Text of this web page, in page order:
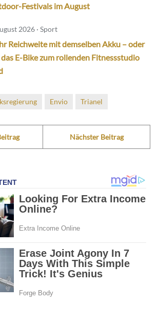
Festivals im August
2026 · Sport
Reichweite mit demselben Akku – oder
E-Bike zum rollenden Fitnessstudio
Envio Trianel
Nächster Beitrag